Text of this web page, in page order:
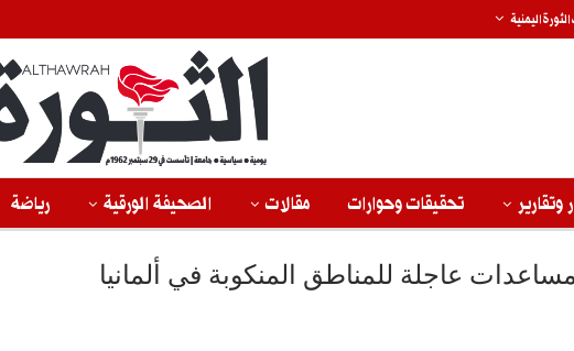
اليمنية
وتقارير تحقيقات وحوارات مقالات الصحيفة الورقية رياضة